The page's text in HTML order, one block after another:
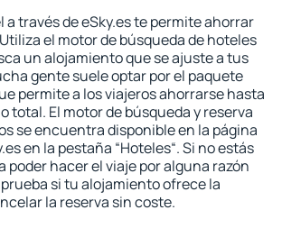
a través de eSky.es te permite ahorrar
el motor de búsqueda de hoteles
un alojamiento que se ajuste a tus
gente suele optar por el paquete
permite a los viajeros ahorrarse hasta
total. El motor de búsqueda y reserva
se encuentra disponible en la página
en la pestaña “Hoteles“. Si no estás
poder hacer el viaje por alguna razón
si tu alojamiento ofrece la
la reserva sin coste.